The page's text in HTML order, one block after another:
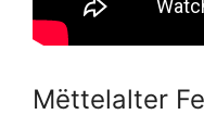
Mëttelalter